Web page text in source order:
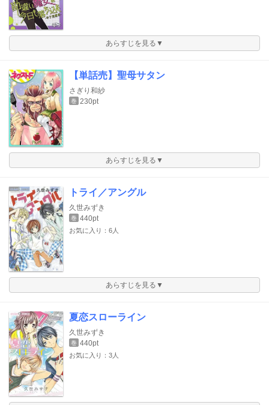
あらすじを見る▼
【単話売】聖母サタン
さぎり和紗
巻 230pt
あらすじを見る▼
トライ／アングル
久世みずき
巻 440pt
お気に入り：6人
あらすじを見る▼
夏恋スローライン
久世みずき
巻 440pt
お気に入り：3人